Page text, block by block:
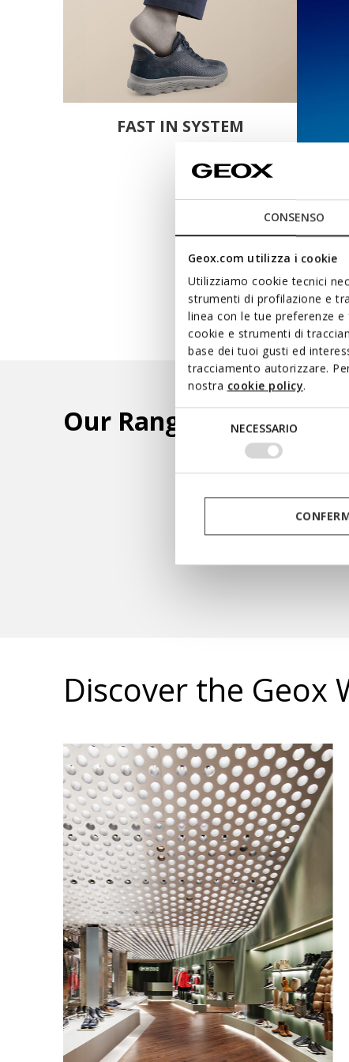
CONSENSO
Geox.com utilizza i cookie
Utilizziamo cookie tecnici
strumenti di profilazione e
linea con le tue preferenze
cookie e strumenti di
base dei tuoi gusti ed
tracciamento autorizzare.
nostra cookie policy.
Selezione
del
NECESSARIO
FAST IN SYSTEM
Our Ranges
AMPHIBIOX™
Discover the Geox